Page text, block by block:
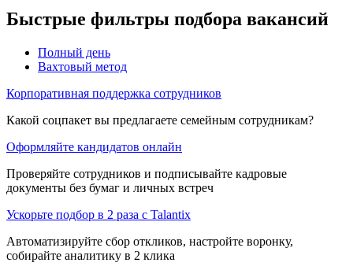
Быстрые фильтры подбора вакансий
Полный день
Вахтовый метод
Корпоративная поддержка сотрудников
Какой соцпакет вы предлагаете семейным сотрудникам?
Оформляйте кандидатов онлайн
Проверяйте сотрудников и подписывайте кадровые
документы без бумаг и личных встреч
Ускорьте подбор в 2 раза с Talantix
Автоматизируйте сбор откликов, настройте воронку,
собирайте аналитику в 2 клика